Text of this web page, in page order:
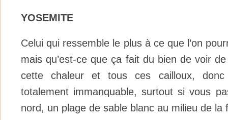
YOSEMITE
Celui qui ressemble le plus à ce que l’on
mais qu’est-ce que ça fait du bien de voir
cette chaleur et tous ces cailloux,
totalement immanquable, surtout si vous
nord, un plage de sable blanc au milieu de